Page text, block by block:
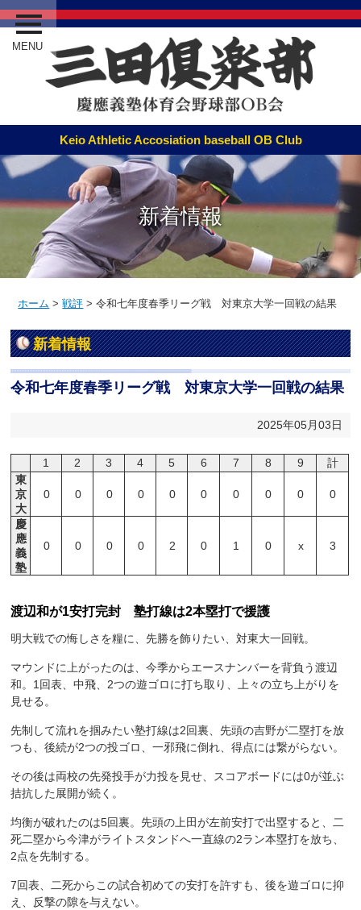
MENU
新着情報
ホーム >戦評 >令和七年度春季リーグ戦 対東京大学一回戦の結果
新着情報
令和七年度春季リーグ戦 対東京大学一回戦の結果
2025年05月03日
1 2 3 4 5 6 7 8 9
計
東
京
大
0 0 0 0 0 0 0 0 0 0
慶
應
義
塾
0 0 0 0 2 0 1 0 x 3
渡辺和が1安打完封 塾打線は2本塁打で援護
明大戦での悔しさを糧に、先勝を飾りたい、対東大一回戦。
マウンドに上がったのは、今季からエースナンバーを背負う渡辺
和。1回表、中飛、2つの遊ゴロに打ち取り、上々の立ち上がりを
見せる。
先制して流れを掴みたい塾打線は2回裏、先頭の吉野が二塁打を放
つも、後続が2つの投ゴロ、一邪飛に倒れ、得点には繋がらない。
その後は両校の先発投手が力投を見せ、スコアボードには0が並ぶ
拮抗した展開が続く。
均衡が破れたのは5回裏。先頭の上田が左前安打で出塁すると、二
死二塁から今津がライトスタンドへ一直線の2ラン本塁打を放ち、
2点を先制する。
7回表、二死からこの試合初めての安打を許すも、後を遊ゴロに抑
え、反撃の隙を与えない。